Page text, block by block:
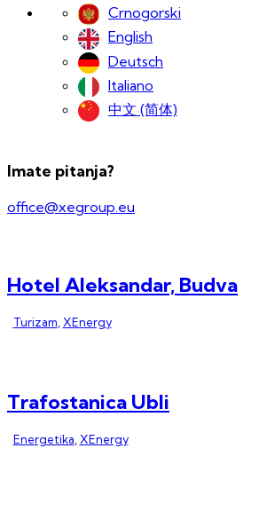
Crnogorski
English
Deutsch
Italiano
中文 (简体)
Imate pitanja?
office@xegroup.eu
Hotel Aleksandar, Budva
Turizam XEnergy
Trafostanica Ubli
Energetika XEnergy